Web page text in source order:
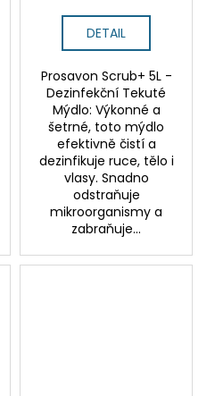
DETAIL
Prosavon Scrub+ 5L -
Dezinfekční Tekuté
Mýdlo: Výkonné a
šetrné, toto mýdlo
efektivně čistí a
dezinfikuje ruce, tělo i
vlasy. Snadno
odstraňuje
mikroorganismy a
zabraňuje...